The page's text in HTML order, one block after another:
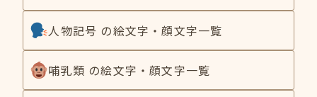
人物記号 の絵文字・顔文字一覧
哺乳類 の絵文字・顔文字一覧